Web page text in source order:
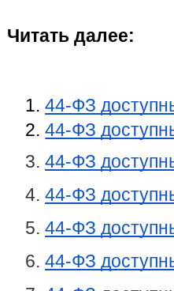
Читать далее:
44‑ФЗ
44‑ФЗ
44‑ФЗ
44‑ФЗ
44‑ФЗ
44‑ФЗ